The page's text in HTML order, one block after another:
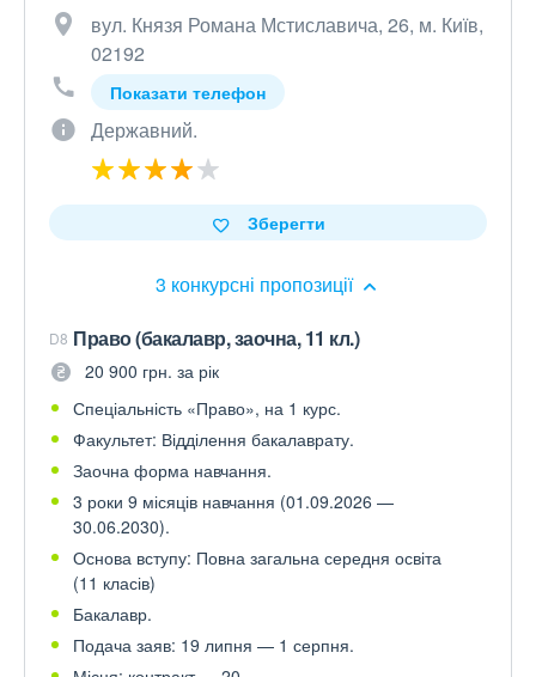
вул. Князя Романа Мстиславича, 26, м. Київ,
02192
Показати телефон
Державний.
3 конкурсні пропозиції
Зберегти
D8 Право (бакалавр, заочна, 11 кл.)
20 900 грн. за рік
Спеціальність «Право», на 1 курс.
Факультет: Відділення бакалаврату.
Заочна форма навчання.
3 роки 9 місяців навчання (01.09.2026 —
30.06.2030).
Основа вступу: Повна загальна середня освіта
(11 класів)
Бакалавр.
Подача заяв: 19 липня — 1 серпня.